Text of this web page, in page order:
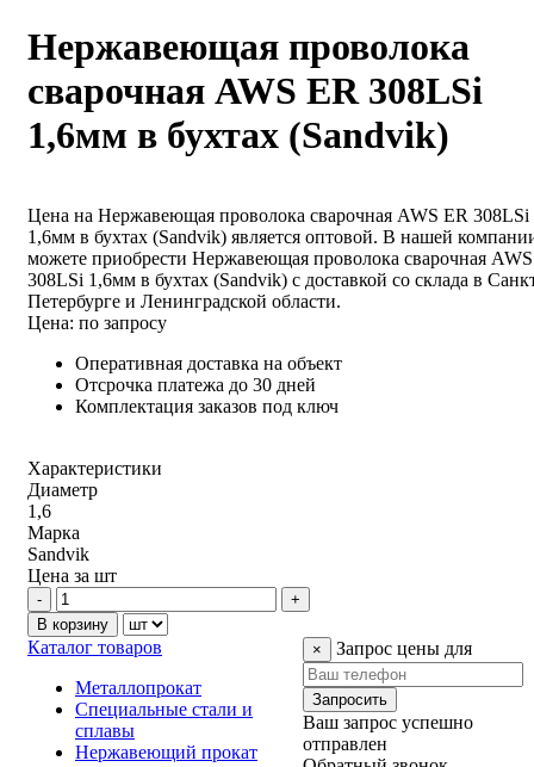
Нержавеющая проволока
сварочная AWS ER 308LSi
1,6мм в бухтах (Sandvik)
Цена на Нержавеющая проволока сварочная AWS ER 308LSi
1,6мм в бухтах (Sandvik) является оптовой. В нашей
можете приобрести Нержавеющая проволока сварочная
308LSi 1,6мм в бухтах (Sandvik) с доставкой со склада в
Петербурге и Ленинградской области.
Цена: по запросу
Оперативная доставка на объект
Отсрочка платежа до 30 дней
Комплектация заказов под ключ
Характеристики
Диаметр
1,6
Марка
Sandvik
Цена за шт
Каталог товаров
Металлопрокат
Специальные стали и
сплавы
Нержавеющий прокат
× Запрос цены для
Запросить
Ваш запрос успешно
отправлен